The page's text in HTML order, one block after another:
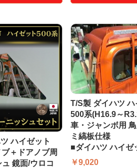
ハイゼット
＋ドアノブ周
鏡面/ウロコ
T/S製 ダイハツ ハ
500系(H16.9～
車・ジャンボ用
ミ縞板仕様
■ダイハツ ハイゼ
￥9,020